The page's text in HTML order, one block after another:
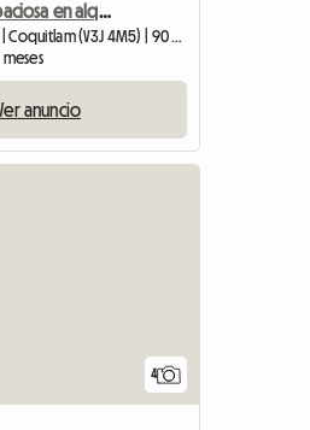
Habitación espaciosa en alquiler — A 10 minutos a pie del SkyTrain de Burquitlam
Piso compartido | Coquitlam (V3J 4M5) | 90 M2
anuncio
4